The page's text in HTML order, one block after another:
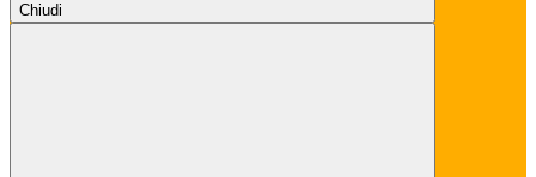
Chiudi